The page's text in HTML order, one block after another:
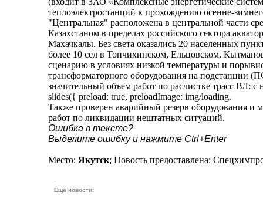
теплоэлектростанций к прохождению осенне-
"Центральная" расположена в центральной части
Казахстаном в пределах российского сектора
Махачкалы. Без света оказались 20 населенных
более 10 сел в Топчихинском, Ельцовском,
сценарию в условиях низкой температуры и
трансформаторного оборудования на
значительный объем работ по расчистке трасс ВЛ:
slides({ preload: true, preloadImage: img/loading.
Также проверен аварийный резерв оборудования и
работ по ликвидации нештатных ситуаций.
Ошибка в тексте?
Выделите ошибку и нажмите Ctrl+Enter
Место: Якутск; Новость предоставлена:
Еще новости: